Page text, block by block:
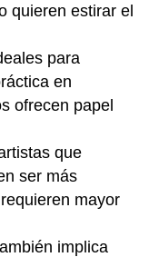
quieren estirar el
para
en
ofrecen papel
que
ser más
mayor
implica